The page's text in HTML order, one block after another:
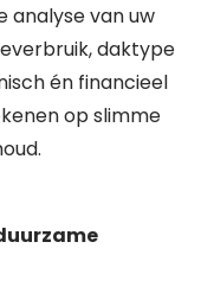
analyse van uw
daktype
én financieel
op slimme